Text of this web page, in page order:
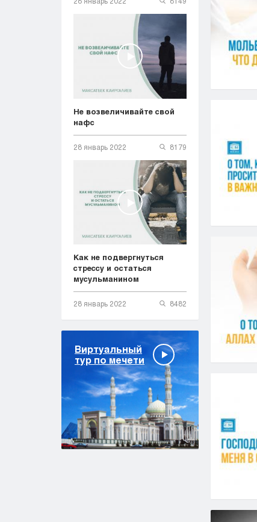
Не возвеличивайте свой
нафс
28 январь 2022 8179
Как не подвергнуться
стрессу и остаться
мусульманином
28 январь 2022 8482
Виртуальный
тур по мечети